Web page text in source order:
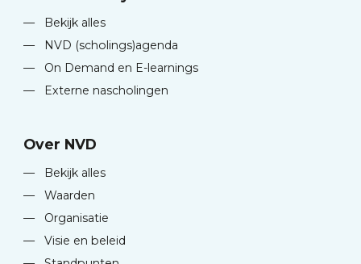
—
Bekijk alles
—
NVD (scholings)agenda
—
On Demand en E-learnings
—
Externe nascholingen
Over NVD
—
Bekijk alles
—
Waarden
—
Organisatie
—
Visie en beleid